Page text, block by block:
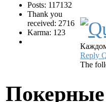
Posts: 117132
Thank you
received: 2716
Karma: 123
Reply
The